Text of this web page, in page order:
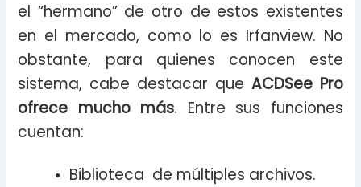
el “hermano” de otro de estos existentes
en el mercado, como lo es Irfanview. No
obstante, para quienes conocen este
sistema, cabe destacar que ACDSee Pro
ofrece mucho más. Entre sus funciones
cuentan:
Biblioteca de múltiples archivos.